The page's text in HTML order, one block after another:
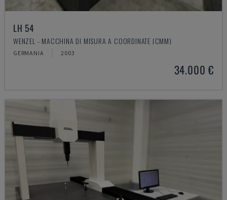
LH 54
WENZEL - MACCHINA DI MISURA A COORDINATE (CMM)
GERMANIA 2003
34.000 €